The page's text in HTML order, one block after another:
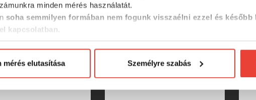
minden mérés használatát.
soha semmilyen formában nem fogunk visszaélni ezzel és
kapcsolatban.
mérés elutasítása Személyre szabás
-15%